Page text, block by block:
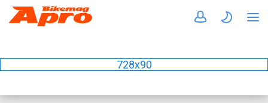
728x90